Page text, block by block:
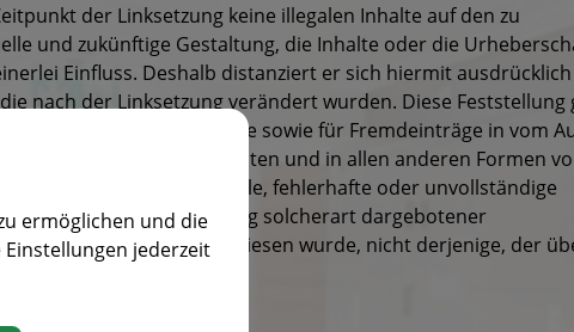
der Linksetzung keine illegalen Inhalte auf den zu
und zukünftige Gestaltung, die Inhalte oder die
Einfluss. Deshalb distanziert er sich hiermit
nach der Linksetzung verändert wurden. Diese Feststellung
Links und Verweise sowie für Fremdeinträge in vom
Mailinglisten und in allen anderen Formen
möglich sind. Für illegale, fehlerhafte oder unvollständige
oder Nichtnutzung solcherart dargebotener
Seite, auf welche verwiesen wurde, nicht derjenige, der
ermöglichen und die
jederzeit